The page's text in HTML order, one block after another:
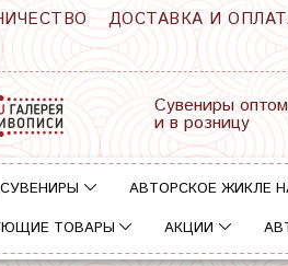
ДОСТАВКА И
Сувениры оптом
и в розницу
АВТОРСКОЕ ЖИКЛЕ
ТОВАРЫ
АКЦИИ